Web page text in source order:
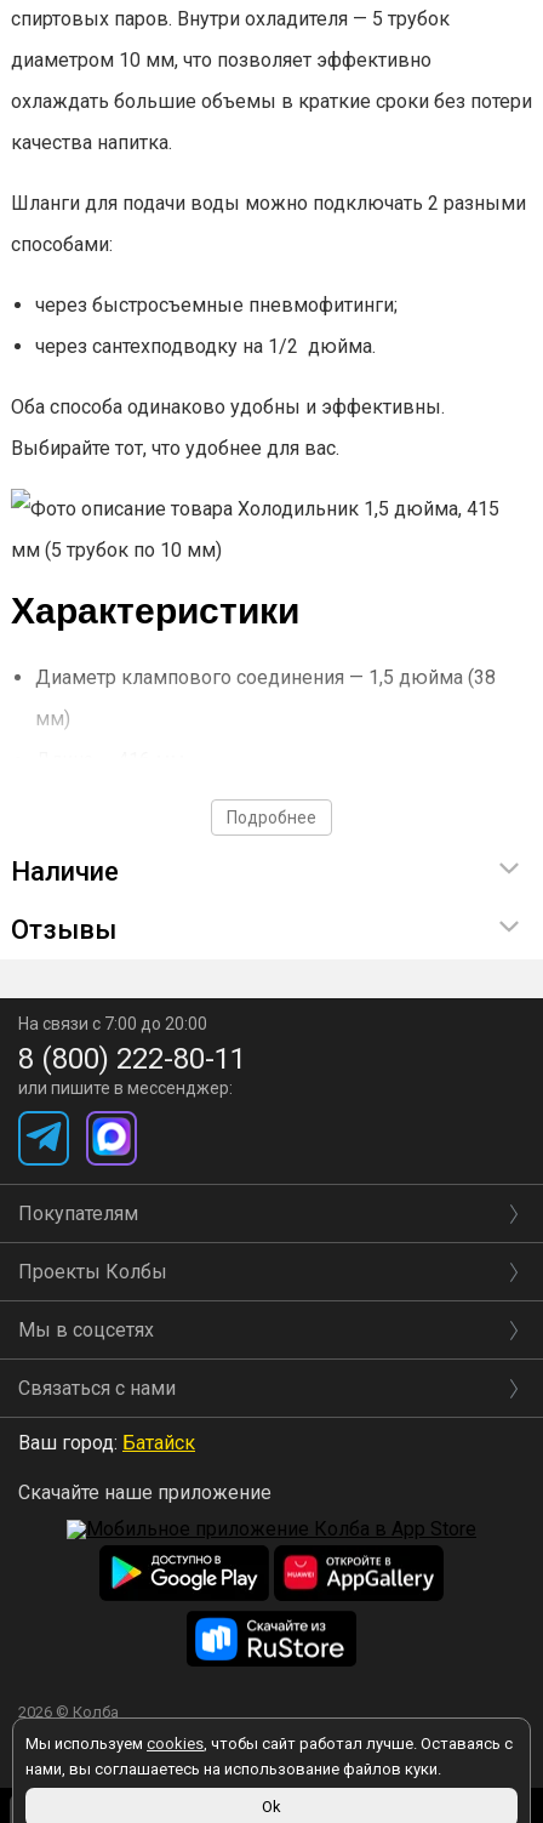
спиртовых паров. Внутри охладителя — 5 трубок
диаметром 10 мм, что позволяет эффективно
охлаждать большие объемы в краткие сроки без потери
качества напитка.
Шланги для подачи воды можно подключать 2 разными
способами:
через быстросъемные пневмофитинги;
через сантехподводку на 1/2 дюйма.
Оба способа одинаково удобны и эффективны.
Выбирайте тот, что удобнее для вас.
Характеристики
Диаметр клампового соединения — 1,5 дюйма (38
мм)
Количество трубок — 5 шт.
Диаметр трубок — 10 мм
Подключение — быстросъемные пневмофитинги,
резьба ½ для сантехподводки
Подробнее
Наличие
Отзывы
Мы используем cookies, чтобы сайт работал лучше. Оставаясь с
нами, вы соглашаетесь на использование файлов куки.
Ok
На связи с 7:00 до 20:00
8 (800) 222-80-11
или пишите в мессенджер:
Покупателям
Проекты Колбы
Мы в соцсетях
Связаться с нами
Ваш город: Батайск
Скачайте наше приложение
2026 © Колба
Вы принимаете условия политики в отношении обработки